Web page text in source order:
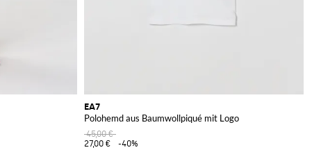
EA7
Polohemd aus Baumwollpiqué mit Logo
45,00 €
27,00 €
-40%